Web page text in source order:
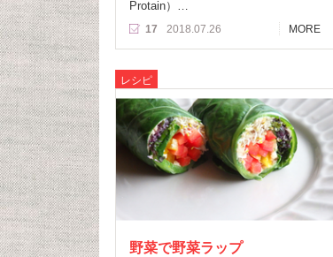
Protain）…
17 2018.07.26 MORE
レシピ
野菜で野菜ラップ